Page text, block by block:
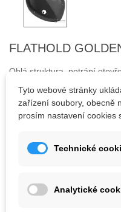
FLATHOLD
Oblá struktura, potrápí
Šrouby nejsou součástí
5 913,27 Kč (s DPH)
Tyto webové stránky
zařízení soubory, obecně
prosím nastavení cookies
Technické
Analytické